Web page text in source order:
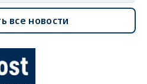
все новости